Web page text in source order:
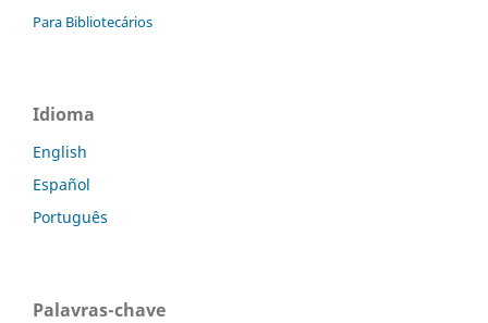
Para Bibliotecários
Idioma
English
Español
Português
Palavras-chave